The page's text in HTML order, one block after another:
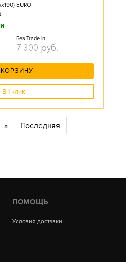
EURO
Без Trade-in
7 300 руб.
КОРЗИНУ
В 1 клик
» Последняя
ПОМОЩЬ
Условия доставки